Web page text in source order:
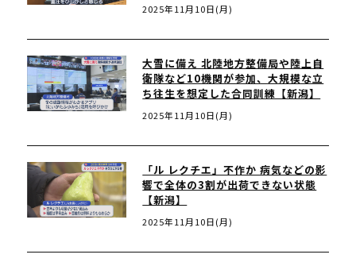
2025年11月10日(月)
大雪に備え 北陸地方整備局や陸上自
衛隊など10機関が参加、大規模な立
ち往生を想定した合同訓練【新潟】
2025年11月10日(月)
「ル レクチエ」不作か 病気などの影
響で全体の3割が出荷できない状態
【新潟】
2025年11月10日(月)